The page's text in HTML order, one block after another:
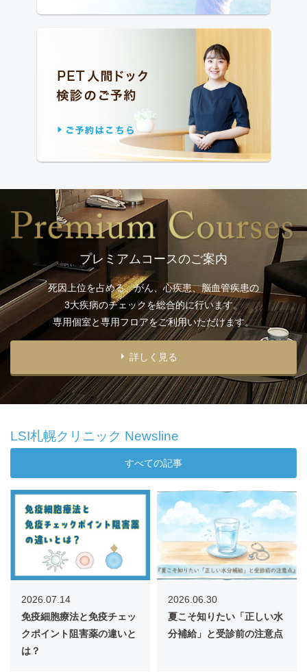
プレミアムコースのご案内
死因上位を占める、がん、心疾患、脳血管疾患の
3大疾病のチェックを総合的に行います。
専用個室と専用フロアをご利用いただけます。
詳しく見る
LSI札幌クリニック Newsline
すべての記事
2026.07.14
免疫細胞療法と免疫チェッ
クポイント阻害薬の違いと
は？
2026.06.30
夏こそ知りたい「正しい水
分補給」と受診前の注意点